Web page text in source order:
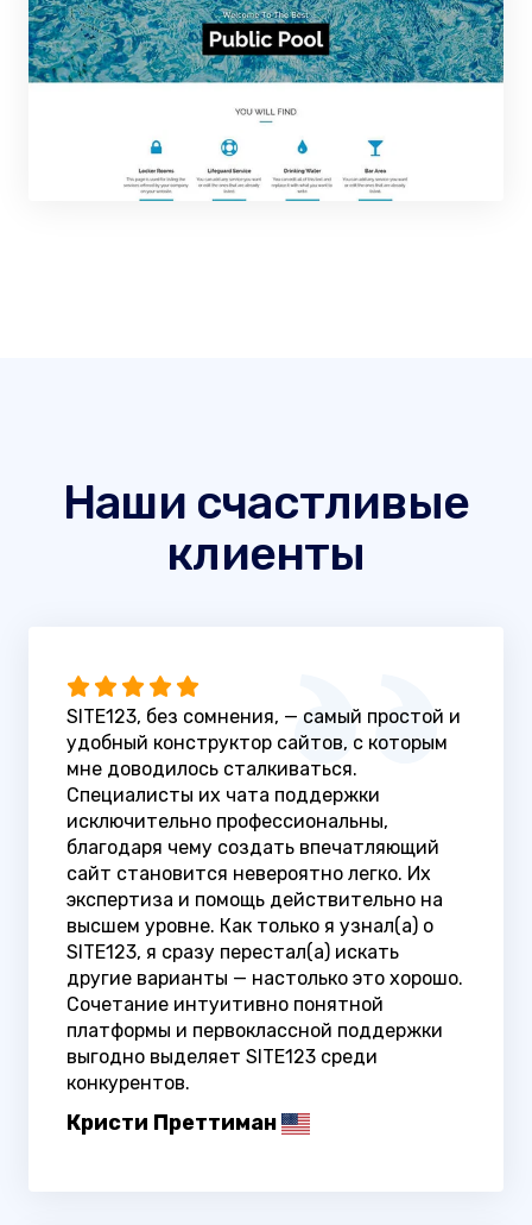
Наши счастливые
клиенты
SITE123, без сомнения, — самый простой и
удобный конструктор сайтов, с которым
мне доводилось сталкиваться.
Специалисты их чата поддержки
исключительно профессиональны,
благодаря чему создать впечатляющий
сайт становится невероятно легко. Их
экспертиза и помощь действительно на
высшем уровне. Как только я узнал(а) о
SITE123, я сразу перестал(а) искать
другие варианты — настолько это хорошо.
Сочетание интуитивно понятной
платформы и первоклассной поддержки
выгодно выделяет SITE123 среди
конкурентов.
Кристи Преттиман